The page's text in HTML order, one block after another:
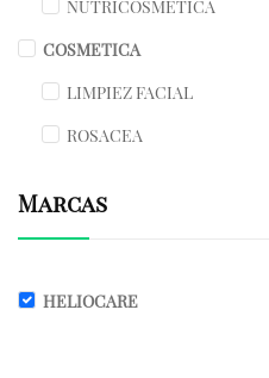
NUTRICOSMÉTICA
COSMETICA
LIMPIEZ FACIAL
ROSACEA
Marcas
HELIOCARE